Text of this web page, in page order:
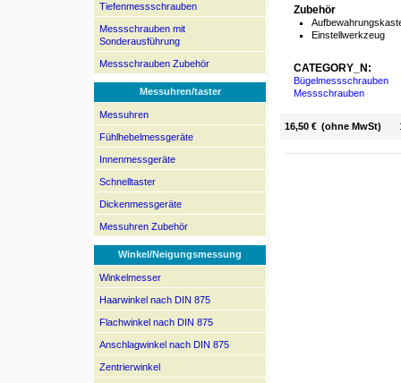
Tiefenmessschrauben
Messschrauben mit
Sonderausführung
Messschrauben Zubehör
Messuhren/taster
Messuhren
Fühlhebelmessgeräte
Innenmessgeräte
Schnelltaster
Dickenmessgeräte
Messuhren Zubehör
Winkel/Neigungsmessung
Winkelmesser
Haarwinkel nach DIN 875
Flachwinkel nach DIN 875
Anschlagwinkel nach DIN 875
Zentrierwinkel
Zubehör
Einstellwerkzeug
CATEGORY_N:
Bügelmessschrauben
Messschrauben
16,50 € (ohne MwSt)